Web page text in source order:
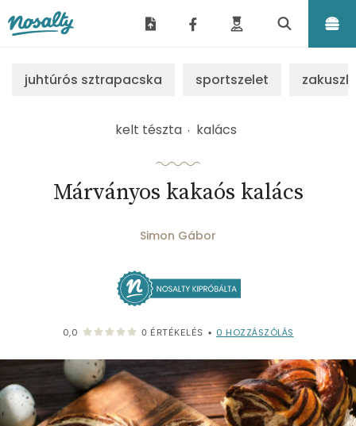
juhtúrós sztrapacska sportszelet
kelt tészta kalács
Márványos kakaós kalács
Simon Gábor
0,0 0 ÉRTÉKELÉS • 0 HOZZÁSZÓLÁS